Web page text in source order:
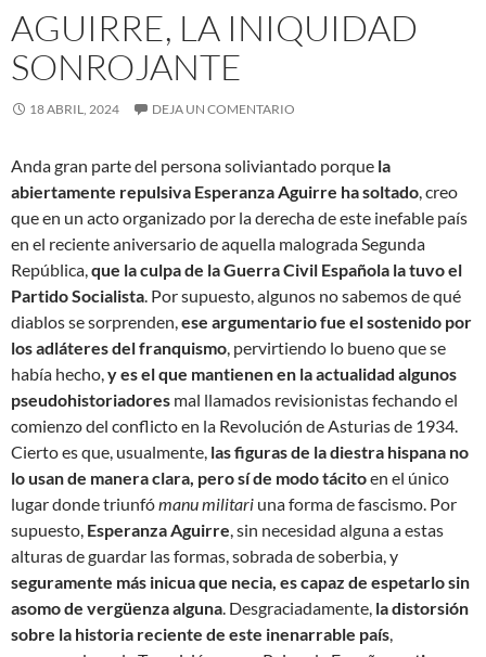
AGUIRRE, LA INIQUIDAD
SONROJANTE
18 ABRIL, 2024 DEJA UN COMENTARIO
Anda gran parte del persona soliviantado porque la
abiertamente repulsiva Esperanza Aguirre ha soltado , creo
que en un acto organizado por la derecha de este inefable país
en el reciente aniversario de aquella malograda Segunda
República, que la culpa de la Guerra Civil Española la tuvo el
Partido Socialista . Por supuesto, algunos no sabemos de qué
diablos se sorprenden, ese argumentario fue el sostenido por
los adláteres del franquismo , pervirtiendo lo bueno que se
había hecho, y es el que mantienen en la actualidad algunos
pseudohistoriadores mal llamados revisionistas fechando el
comienzo del conflicto en la Revolución de Asturias de 1934.
Cierto es que, usualmente, las figuras de la diestra hispana no
lo usan de manera clara, pero sí de modo tácitoen el único
lugar donde triunfómanu militari una forma de fascismo. Por
supuesto, Esperanza Aguirre , sin necesidad alguna a estas
alturas de guardar las formas, sobrada de soberbia, y
seguramente más inicua que necia, es capaz de espetarlo sin
asomo de vergüenza alguna . Desgraciadamente, la distorsión
sobre la historia reciente de este inenarrable país